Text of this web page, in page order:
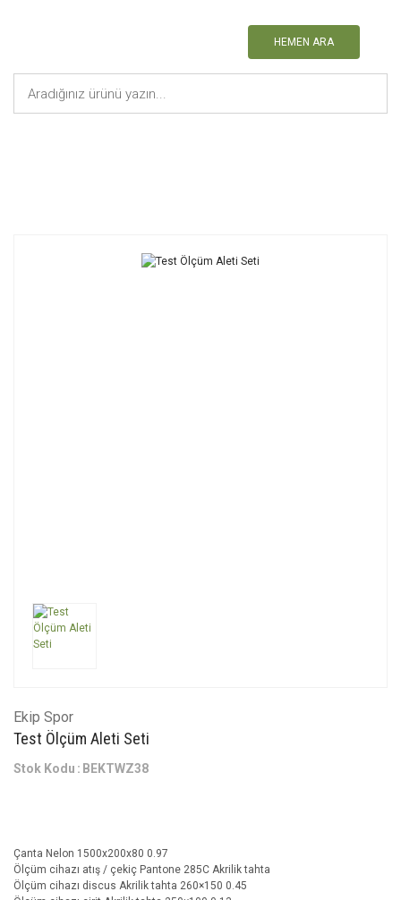
HEMEN ARA
Ekip Spor
Test Ölçüm Aleti Seti
Stok Kodu BEKTWZ38
Çanta Nelon 1500x200x80 0.97
Ölçüm cihazı atış / çekiç Pantone 285C Akrilik tahta
Ölçüm cihazı discus Akrilik tahta 260×150 0.45